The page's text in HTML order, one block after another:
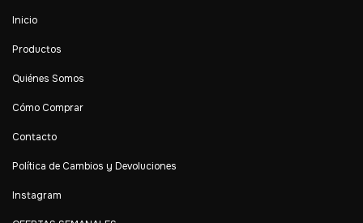
Inicio
Productos
Quiénes Somos
Cómo Comprar
Contacto
Política de Cambios y Devoluciones
Instagram